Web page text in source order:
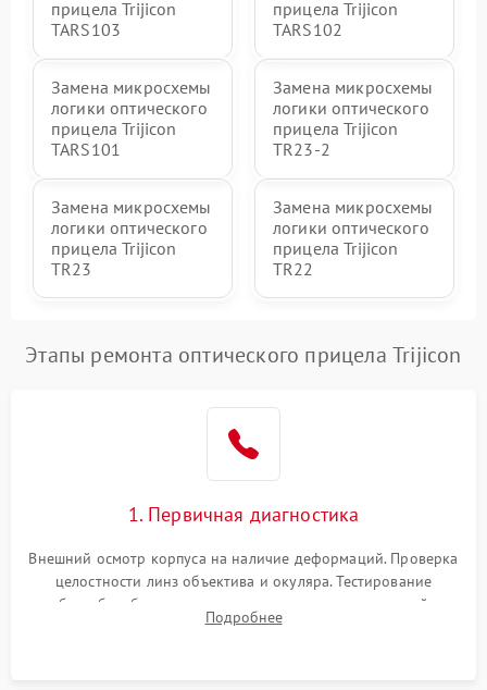
прицела Trijicon
TARS103
прицела Trijicon
TARS102
Замена микросхемы
логики оптического
прицела Trijicon
TARS101
Замена микросхемы
логики оптического
прицела Trijicon
TR23-2
Замена микросхемы
логики оптического
прицела Trijicon
TR23
Замена микросхемы
логики оптического
прицела Trijicon
TR22
Этапы ремонта оптического прицела Trijicon
1. Первичная диагностика
Внешний осмотр корпуса на наличие деформаций. Проверка
целостности линз объектива и окуляра. Тестирование
работы барабанчиков ввода поправок, кольца отстройки
параллакса и зума. Выявление сколов, внутренних
Подробнее